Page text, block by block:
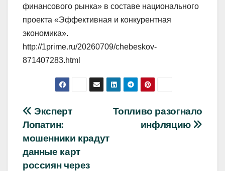
финансового рынка» в составе национального
проекта «Эффективная и конкурентная
экономика».
http://1prime.ru/20260709/chebeskov-
871407283.html
Навигация
по
записям
Топливо разогнало
инфляцию
Эксперт
Лопатин:
мошенники крадут
данные карт
россиян через